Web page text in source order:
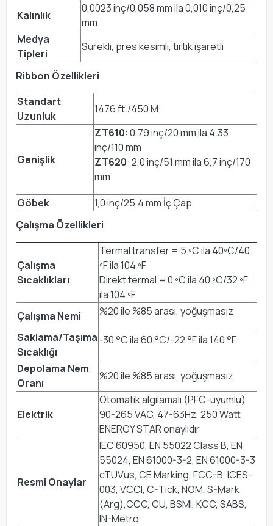
Kalınlık
0,0023 inç/0,058 mm ila 0,010 inç/0,25
mm
Medya
Tipleri
Sürekli, pres kesimli, tırtık işaretli
Ribbon Özellikleri
Standart
Uzunluk
1476 ft./450 M
Genişlik
ZT610: 0,79 inç/20 mm ila 4.33
inç/110 mm
ZT620: 2,0 inç/51 mm ila 6,7 inç/170
mm
Göbek
1,0 inç/25,4 mm İç Çap
Çalışma Özellikleri
Çalışma
Sıcaklıkları
Termal transfer = 5 ºC ila 40ºC/40
ºF ila 104 ºF
Direkt termal = 0 ºC ila 40 ºC/32 ºF
ila 104 ºF
Çalışma Nemi
%20 ile %85 arası, yoğuşmasız
Saklama/Taşıma
Sıcaklığı
-30 °C ila 60 °C/-22 °F ila 140 °F
Depolama Nem
Oranı
%20 ile %85 arası, yoğuşmasız
Elektrik
Otomatik algılamalı (PFC-uyumlu)
90-265 VAC, 47-63Hz, 250 Watt
ENERGY STAR onaylıdır
Resmi Onaylar
IEC 60950, EN 55022 Class B, EN
55024, EN 61000-3-2, EN 61000-3-3
cTUVus, CE Marking, FCC-B, ICES-
003, VCCI, C-Tick, NOM, S-Mark
(Arg),CCC, CU, BSMI, KCC, SABS,
IN-Metro